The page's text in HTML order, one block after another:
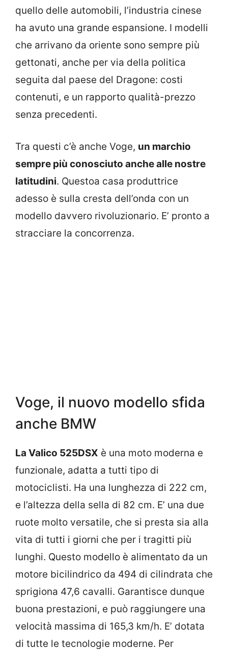
quello delle automobili, l’industria cinese
ha avuto una grande espansione. I modelli
che arrivano da oriente sono sempre più
gettonati, anche per via della politica
seguita dal paese del Dragone: costi
contenuti, e un rapporto qualità-prezzo
senza precedenti.
Tra questi c’è anche Voge, un marchio
sempre più conosciuto anche alle nostre
latitudini. Questoa casa produttrice
adesso è sulla cresta dell’onda con un
modello davvero rivoluzionario. E’ pronto a
stracciare la concorrenza.
Voge, il nuovo modello sfida
anche BMW
La Valico 525DSX è una moto moderna e
funzionale, adatta a tutti tipo di
motociclisti. Ha una lunghezza di 222 cm,
e l’altezza della sella di 82 cm. E’ una due
ruote molto versatile, che si presta sia alla
vita di tutti i giorni che per i tragitti più
lunghi. Questo modello è alimentato da un
motore bicilindrico da 494 di cilindrata che
sprigiona 47,6 cavalli. Garantisce dunque
buona prestazioni, e può raggiungere una
velocità massima di 165,3 km/h. E’ dotata
di tutte le tecnologie moderne. Per